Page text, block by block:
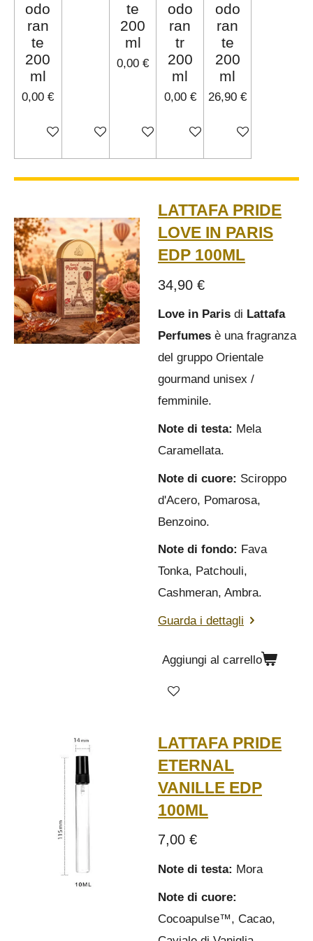
odo
ran
te
200
ml
0,00 €
Avvisami quando disponibile
Avvisami quando disponibile
te
200
ml
0,00 €
Avvisami quando disponibile
odo
ran
tr
200
ml
0,00 €
Avvisami quando
odo
ran
te
200
ml
26,90 €
Avvisami
LATTAFA PRIDE
LOVE IN PARIS
EDP 100ML
34,90 €
Love in Paris di Lattafa
Perfumes è una fragranza
del gruppo Orientale
gourmand unisex /
femminile.
Note di testa: Mela
Caramellata.
Note di cuore: Sciroppo
d'Acero, Pomarosa,
Benzoino.
Note di fondo: Fava
Tonka, Patchouli,
Cashmeran, Ambra.
Guarda i dettagli
Aggiungi al carrello
LATTAFA PRIDE
ETERNAL
VANILLE EDP
100ML
7,00 €
Note di testa: Mora
Note di cuore:
Cocoapulse™, Cacao,